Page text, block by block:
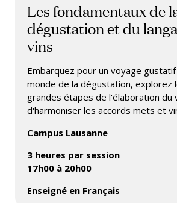
Les fondamentaux de
dégustation et du
vins
Embarquez pour un voyage
monde de la dégustation, explorez
grandes étapes de l'élaboration du
d'harmoniser les accords mets et
Campus Lausanne
3 heures par session
17h00 à 20h00
Enseigné en Français